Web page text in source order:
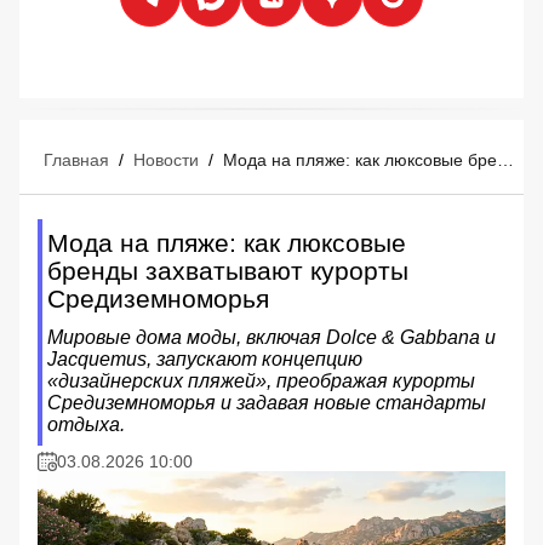
Главная / Новости / Мода на пляже: как люксовые бренды захватывают курорты Средиземноморья
Мода на пляже: как люксовые
бренды захватывают курорты
Средиземноморья
Мировые дома моды, включая Dolce & Gabbana и
Jacquemus, запускают концепцию
«дизайнерских пляжей», преображая курорты
Средиземноморья и задавая новые стандарты
отдыха.
03.08.2026 10:00